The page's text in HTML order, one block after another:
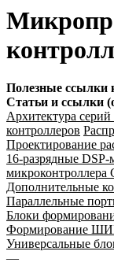
Полезные ссылки
Статьи и ссылки
Архитектура
контроллеров
Проектирование
16-разрядные
микроконтроллера
Дополнительные
Параллельные
Блоки
Формирование
Универсальные
—